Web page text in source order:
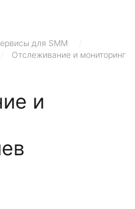
для SMM
Отслеживание и мониторинг
и